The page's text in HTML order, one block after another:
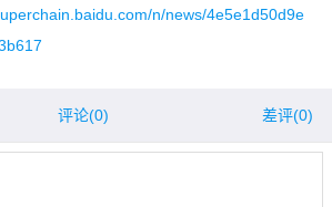
n/news/4e5e1d50d9e
评论(0) 差评(0)